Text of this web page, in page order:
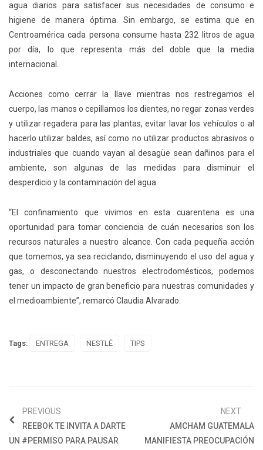
agua diarios para satisfacer sus necesidades de consumo e
higiene de manera óptima. Sin embargo, se estima que en
Centroamérica cada persona consume hasta 232 litros de agua
por día, lo que representa más del doble que la media
internacional.
Acciones como cerrar la llave mientras nos restregamos el
cuerpo, las manos o cepillamos los dientes, no regar zonas verdes
y utilizar regadera para las plantas, evitar lavar los vehículos o al
hacerlo utilizar baldes, así como no utilizar productos abrasivos o
industriales que cuando vayan al desagüe sean dañinos para el
ambiente, son algunas de las medidas para disminuir el
desperdicio y la contaminación del agua.
“El confinamiento que vivimos en esta cuarentena es una
oportunidad para tomar conciencia de cuán necesarios son los
recursos naturales a nuestro alcance. Con cada pequeña acción
que tomemos, ya sea reciclando, disminuyendo el uso del agua y
gas, o desconectando nuestros electrodomésticos, podemos
tener un impacto de gran beneficio para nuestras comunidades y
el medioambiente”, remarcó Claudia Alvarado.
Tags: ENTREGA NESTLÉ TIPS
PREVIOUS
REEBOK TE INVITA A DARTE
UN #PERMISO PARA PAUSAR
NEXT
AMCHAM GUATEMALA
MANIFIESTA PREOCUPACIÓN